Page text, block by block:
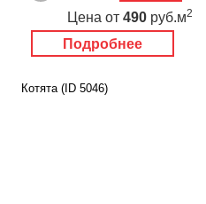
Подробнее
Цена от 490 руб.м2
Котята (ID 5046)